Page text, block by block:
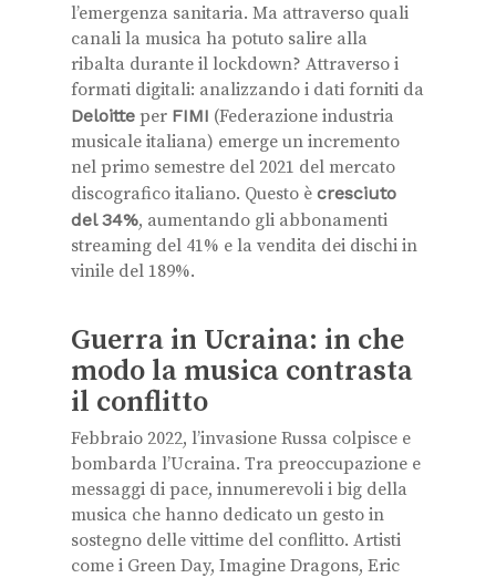
l’emergenza sanitaria. Ma attraverso quali
canali la musica ha potuto salire alla
ribalta durante il lockdown? Attraverso i
formati digitali: analizzando i dati forniti da
Deloitte per FIMI (Federazione industria
musicale italiana) emerge un incremento
nel primo semestre del 2021 del mercato
discografico italiano. Questo è cresciuto
del 34%, aumentando gli abbonamenti
streaming del 41% e la vendita dei dischi in
vinile del 189%.
Guerra in Ucraina: in che
modo la musica contrasta
il conflitto
Febbraio 2022, l’invasione Russa colpisce e
bombarda l’Ucraina. Tra preoccupazione e
messaggi di pace, innumerevoli i big della
musica che hanno dedicato un gesto in
sostegno delle vittime del conflitto. Artisti
come i Green Day, Imagine Dragons, Eric